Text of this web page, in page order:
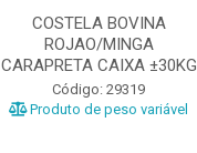
COSTELA BOVINA
ROJAO/MINGA
CARAPRETA CAIXA ±30KG
Código: 29319
Produto de peso variável